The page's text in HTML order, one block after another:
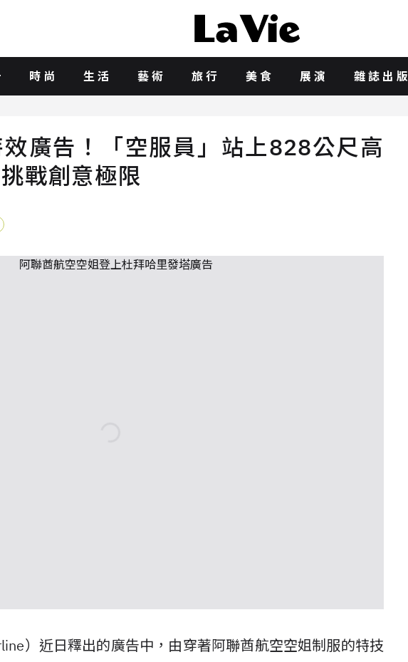
時尚 生活 藝術 旅行 美食 展演 雜誌出版
廣告！「空服員」站上828公尺高
戰創意極限
）近日釋出的廣告中，由穿著阿聯酋航空空姐制服的特技